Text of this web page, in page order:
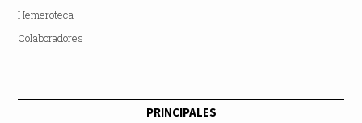
Hemeroteca
Colaboradores
PRINCIPALES